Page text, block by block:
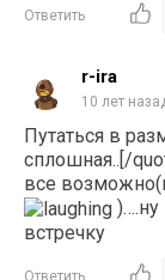
Ответить
r-ira
10 лет
Путаться в
сплошная..[/
все
встречку
Ответить